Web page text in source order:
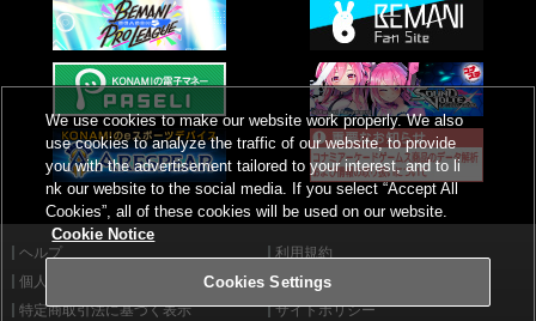
ヘルプ
利用規約
個人情報等保護方針
外部送信について
特定商取引法に基づく表示
サイトポリシー
We use cookies to make our website work properly. We also
use cookies to analyze the traffic of our website, to provide
you with the advertisement tailored to your interest, and to li
nk our website to the social media. If you select “Accept All
Cookies”, all of these cookies will be used on our website.
Cookie Notice
Cookies Settings